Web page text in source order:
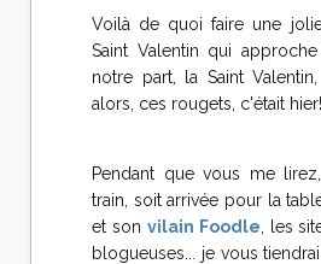
Voilà de quoi faire une
Saint Valentin qui
notre part, la Saint
alors, ces rougets, c'était hier!
Pendant que vous me
train, soit arrivée pour la
et son vilain Foodle , les
blogueuses... je vous